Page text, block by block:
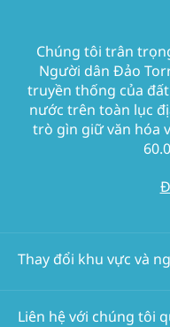
Chúng tôi trân
Người dân Đảo
truyền thống của
nước trên toàn lục
trò gìn giữ văn hóa
Thay đổi khu vực và
Liên hệ với chúng tôi